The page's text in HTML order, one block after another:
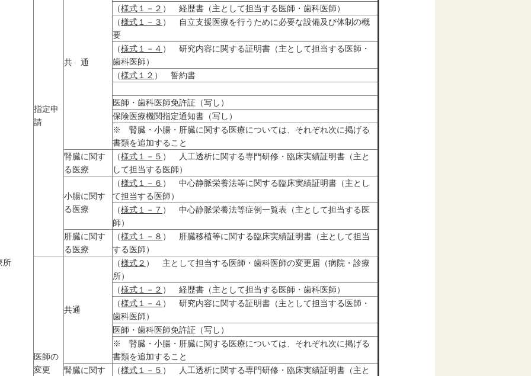
所
指定申
請
共 通
（様式１－２ ） 経歴書（主として担当する医師・歯科医師）
（様式１－３ ） 自立支援医療を行うために必要な設備及び体制の概
要
（様式１－４ ） 研究内容に関する証明書（主として担当する医師・
歯科医師）
（様式１２ ） 誓約書
医師・歯科医師免許証（写し）
保険医療機関指定通知書（写し）
※ 腎臓・小腸・肝臓に関する医療については、それぞれ次に掲げる
書類を追加すること
腎臓に関す
る医療
（様式１－５ ） 人工透析に関する専門研修・臨床実績証明書（主と
して担当する医師）
小腸に関す
る医療
（様式１－６ ） 中心静脈栄養法等に関する臨床実績証明書（主とし
て担当する医師）
（様式１－７ ） 中心静脈栄養法等症例一覧表（主として担当する医
師）
肝臓に関す
る医療
（様式１－８ ） 肝臓移植等に関する臨床実績証明書（主として担当
する医師）
医師の
変更
共通
（様式２ ） 主として担当する医師・歯科医師の変更届（病院・診療
所）
（様式１－２ ） 経歴書（主として担当する医師・歯科医師）
（様式１－４ ） 研究内容に関する証明書（主として担当する医師・
歯科医師）
医師・歯科医師免許証（写し）
※ 腎臓・小腸・肝臓に関する医療については、それぞれ次に掲げる
書類を追加すること
腎臓に関す
（様式１－５ ） 人工透析に関する専門研修・臨床実績証明書（主と